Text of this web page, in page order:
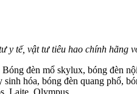
y tế, vật tư tiêu hao chính
đèn mổ skylux, bóng đèn
hóa, bóng đèn quang phổ,